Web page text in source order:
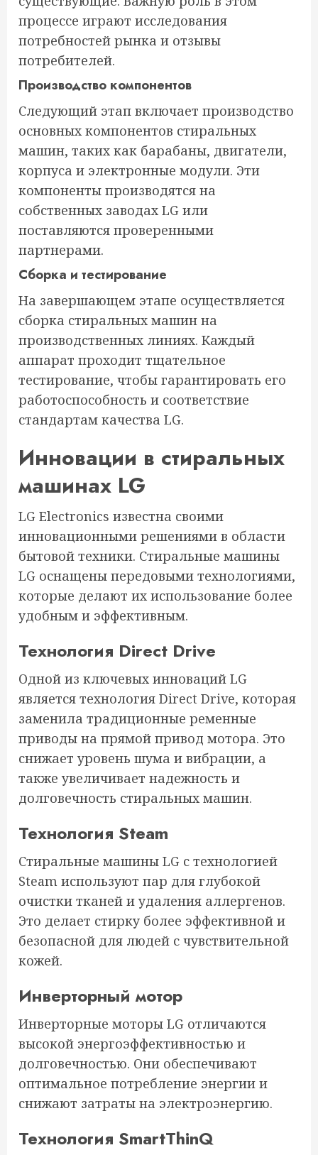
процессе играют исследования
потребностей рынка и отзывы
потребителей.
Производство компонентов
Следующий этап включает производство
основных компонентов стиральных
машин, таких как барабаны, двигатели,
корпуса и электронные модули. Эти
компоненты производятся на
собственных заводах LG или
поставляются проверенными
партнерами.
Сборка и тестирование
На завершающем этапе осуществляется
сборка стиральных машин на
производственных линиях. Каждый
аппарат проходит тщательное
тестирование, чтобы гарантировать его
работоспособность и соответствие
стандартам качества LG.
Инновации в стиральных
машинах LG
LG Electronics известна своими
инновационными решениями в области
бытовой техники. Стиральные машины
LG оснащены передовыми технологиями,
которые делают их использование более
удобным и эффективным.
Технология Direct Drive
Одной из ключевых инноваций LG
является технология Direct Drive, которая
заменила традиционные ременные
приводы на прямой привод мотора. Это
снижает уровень шума и вибрации, а
также увеличивает надежность и
долговечность стиральных машин.
Технология Steam
Стиральные машины LG с технологией
Steam используют пар для глубокой
очистки тканей и удаления аллергенов.
Это делает стирку более эффективной и
безопасной для людей с чувствительной
кожей.
Инверторный мотор
Инверторные моторы LG отличаются
высокой энергоэффективностью и
долговечностью. Они обеспечивают
оптимальное потребление энергии и
снижают затраты на электроэнергию.
Технология SmartThinQ